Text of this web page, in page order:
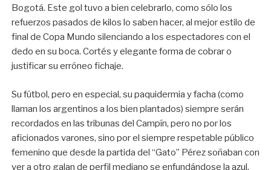
Bogotá. Este gol tuvo a bien celebrarlo, como sólo los
refuerzos pasados de kilos lo saben hacer, al mejor estilo de
final de Copa Mundo silenciando a los espectadores con el
dedo en su boca. Cortés y elegante forma de cobrar o
justificar su erróneo fichaje.
Su fútbol, pero en especial, su paquidermia y facha (como
llaman los argentinos a los bien plantados) siempre serán
recordados en las tribunas del Campín, pero no por los
aficionados varones, sino por el siempre respetable público
femenino que desde la partida del “Gato” Pérez soñaban con
ver a otro galan de perfil mediano se enfundándose la azul.